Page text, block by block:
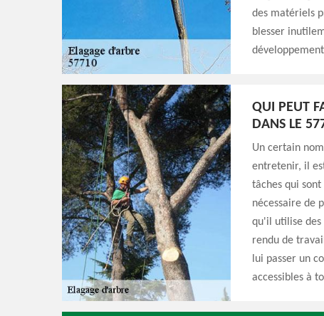
des matériels
blesser
QUI PEUT
DANS LE
Un certain
entretenir, il
tâches qui
nécessaire de
qu'il utilise
rendu de
lui passer un
accessibles à